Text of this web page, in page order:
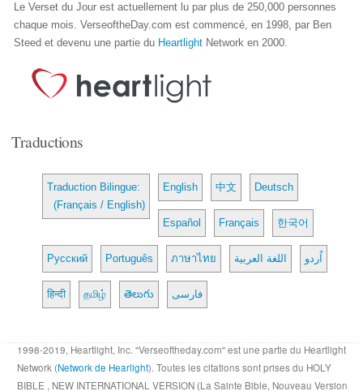
Le Verset du Jour est actuellement lu par plus de 250,000 personnes
chaque mois. VerseoftheDay.com est commencé, en 1998, par Ben
Steed et devenu une partie du Heartlight Network en 2000.
Traductions
Traduction Bilingue:
(Français / English)
English 中文 Deutsch
Español Français 한국어
Русский Português ภาษาไทย اللغة العربية اُردو
हिन्दी தமிழ் తెలుగు فارسی
1998-2019, Heartlight, Inc. "Verseoftheday.com" est une partie du Heartlight
Network (Network de Hearlight). Toutes les citations sont prises du HOLY
BIBLE , NEW INTERNATIONAL VERSION (La Sainte Bible, Nouveau Version